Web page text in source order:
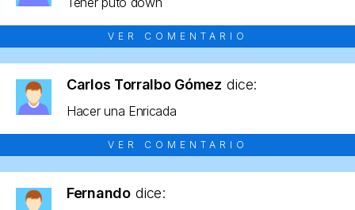
VER COMENTARIO
Carlos Torralbo Gómez dice:
Hacer una Enricada
VER COMENTARIO
Fernando dice: